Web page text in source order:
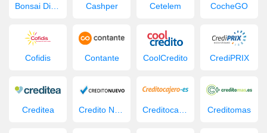
Bonsai Dinero Cashper Cetelem CocheGO
Cofidis Contante CoolCredito CrediPRIX
Creditea Creditomas